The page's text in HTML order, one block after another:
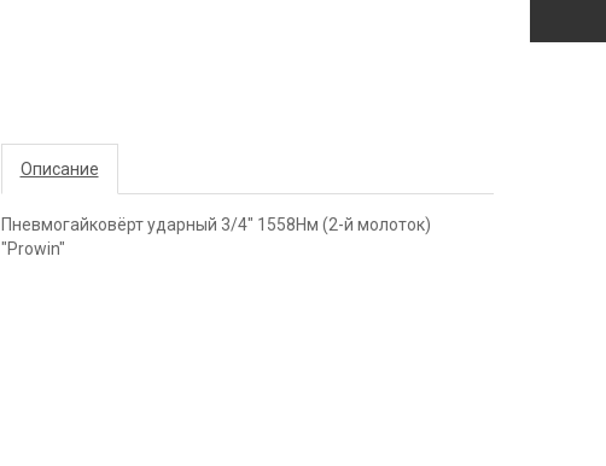
Описание
Пневмогайковёрт ударный 3/4" 1558Нм (2-й молоток)
"Prowin"